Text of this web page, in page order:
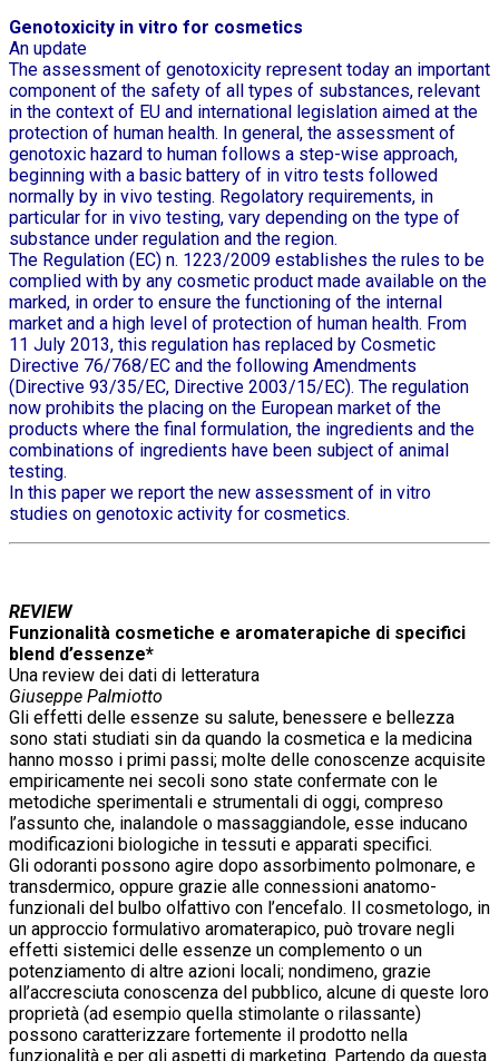
Genotoxicity in vitro for cosmetics
An update
The assessment of genotoxicity represent today an important
component of the safety of all types of substances, relevant
in the context of EU and international legislation aimed at the
protection of human health. In general, the assessment of
genotoxic hazard to human follows a step-wise approach,
beginning with a basic battery of in vitro tests followed
normally by in vivo testing. Regolatory requirements, in
particular for in vivo testing, vary depending on the type of
substance under regulation and the region.
The Regulation (EC) n. 1223/2009 establishes the rules to be
complied with by any cosmetic product made available on the
marked, in order to ensure the functioning of the internal
market and a high level of protection of human health. From
11 July 2013, this regulation has replaced by Cosmetic
Directive 76/768/EC and the following Amendments
(Directive 93/35/EC, Directive 2003/15/EC). The regulation
now prohibits the placing on the European market of the
products where the final formulation, the ingredients and the
combinations of ingredients have been subject of animal
testing.
In this paper we report the new assessment of in vitro
studies on genotoxic activity for cosmetics.
REVIEW
Funzionalità cosmetiche e aromaterapiche di specifici
blend d’essenze*
Una review dei dati di letteratura
Giuseppe Palmiotto
Gli effetti delle essenze su salute, benessere e bellezza
sono stati studiati sin da quando la cosmetica e la medicina
hanno mosso i primi passi; molte delle conoscenze acquisite
empiricamente nei secoli sono state confermate con le
metodiche sperimentali e strumentali di oggi, compreso
l’assunto che, inalandole o massaggiandole, esse inducano
modificazioni biologiche in tessuti e apparati specifici.
Gli odoranti possono agire dopo assorbimento polmonare, e
transdermico, oppure grazie alle connessioni anatomo-
funzionali del bulbo olfattivo con l’encefalo. Il cosmetologo, in
un approccio formulativo aromaterapico, può trovare negli
effetti sistemici delle essenze un complemento o un
potenziamento di altre azioni locali; nondimeno, grazie
all’accresciuta conoscenza del pubblico, alcune di queste loro
proprietà (ad esempio quella stimolante o rilassante)
possono caratterizzare fortemente il prodotto nella
funzionalità e per gli aspetti di marketing. Partendo da questa